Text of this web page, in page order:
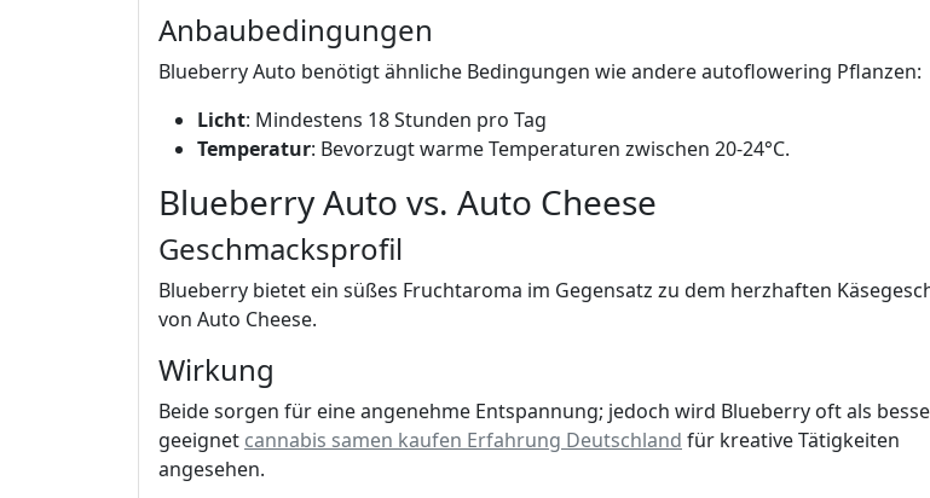
Anbaubedingungen
Blueberry Auto benötigt ähnliche Bedingungen wie andere autoflowering Pflanzen:
Licht: Mindestens 18 Stunden pro Tag
Temperatur: Bevorzugt warme Temperaturen zwischen 20-24°C.
Blueberry Auto vs. Auto Cheese
Geschmacksprofil
Blueberry bietet ein süßes Fruchtaroma im Gegensatz zu dem herzhaften
von Auto Cheese.
Wirkung
Beide sorgen für eine angenehme Entspannung; jedoch wird Blueberry oft als
geeignet cannabis samen kaufen Erfahrung Deutschland für kreative Tätigkeiten
angesehen.